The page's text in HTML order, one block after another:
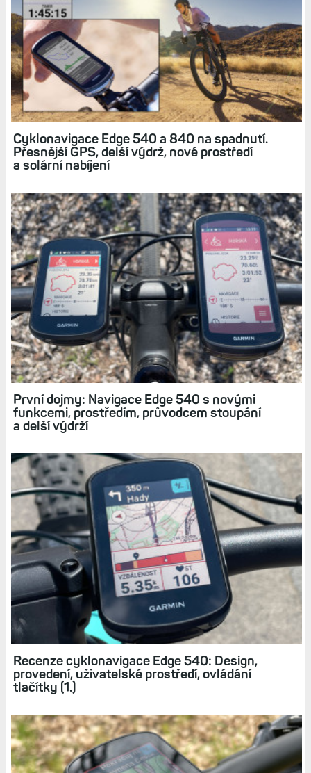
Cyklonavigace Edge 540 a 840 na spadnutí.
Přesnější GPS, delší výdrž, nové prostředí
a solární nabíjení
První dojmy: Navigace Edge 540 s novými
funkcemi, prostředím, průvodcem stoupání
a delší výdrží
Recenze cyklonavigace Edge 540: Design,
provedení, uživatelské prostředí, ovládání
tlačítky (1.)